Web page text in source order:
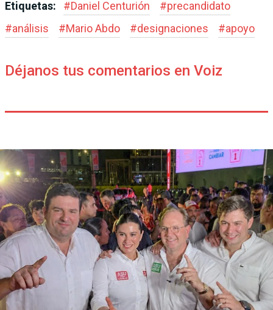
Etiquetas: #Daniel Centurión #precandidato
#análisis #Mario Abdo #designaciones #apoyo
Déjanos tus comentarios en Voiz